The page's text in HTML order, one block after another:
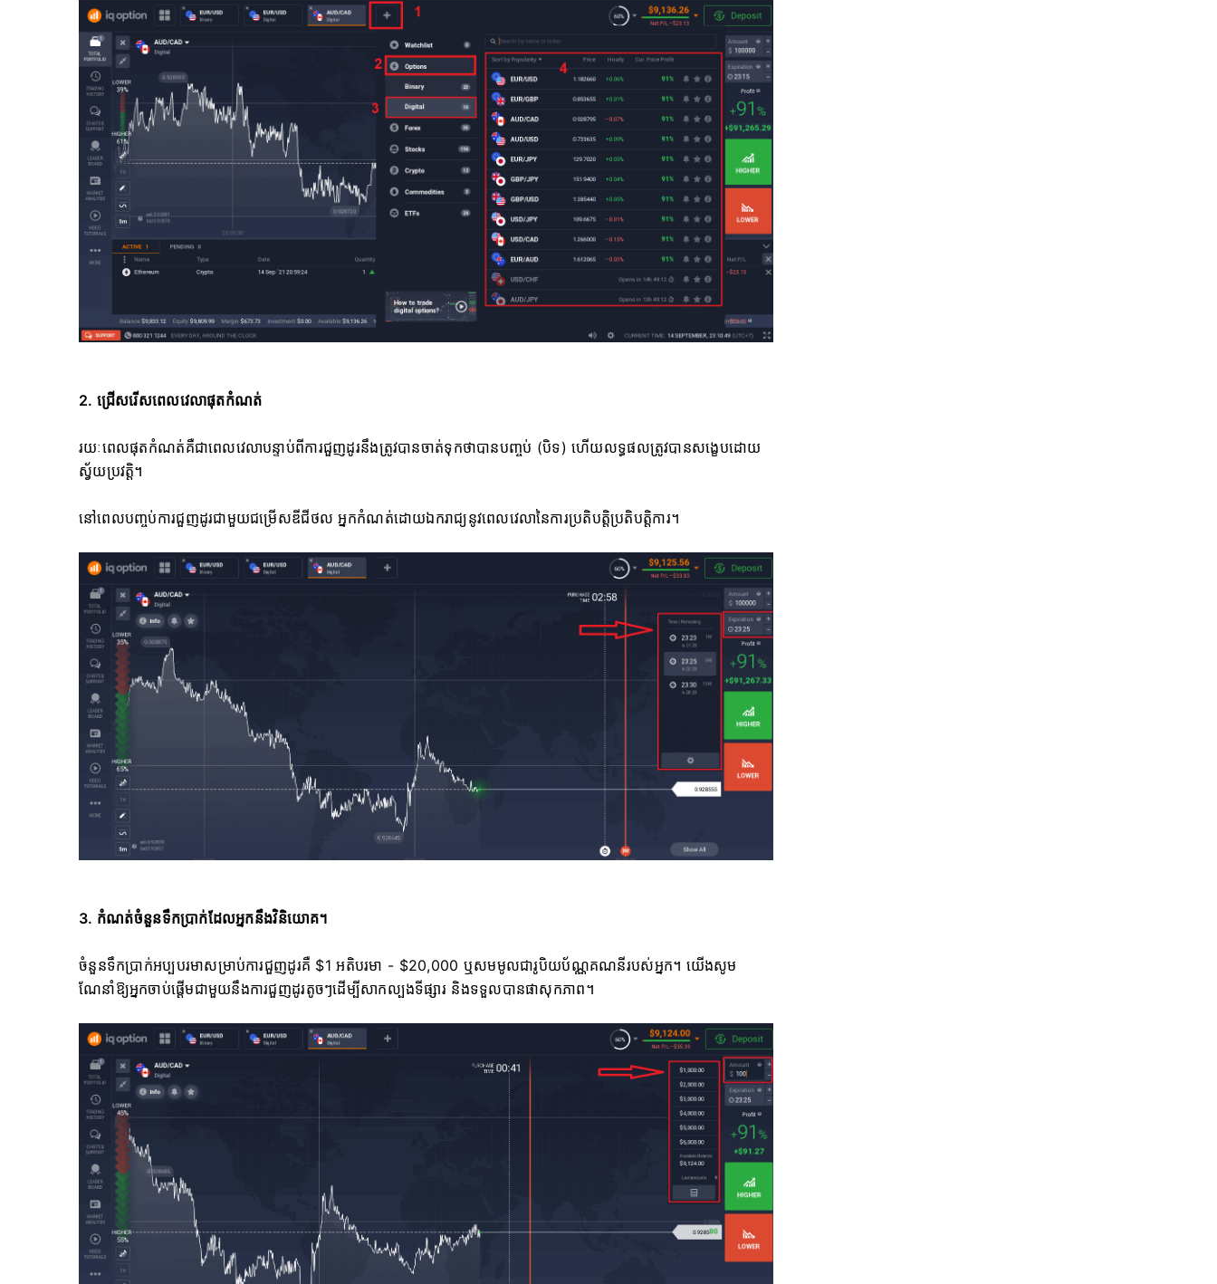
2. ជ្រើសរើសពេលវេលាផុតកំណត់
រយៈពេលផុតកំណត់គឺជាពេលវេលាបន្ទាប់ពីការជួញដូរនឹងត្រូវបានចាត់ទុកថាបានបញ្ចប់ (បិទ) ហើយលទ្ធផលត្រូវបានសង្ខេបដោយ
ស្វ័យប្រវត្តិ។
នៅពេលបញ្ចប់ការជួញដូរជាមួយជម្រើសឌីជីថល អ្នកកំណត់ដោយឯករាជ្យនូវពេលវេលានៃការប្រតិបត្តិប្រតិបត្តិការ។
3. កំណត់ចំនួនទឹកប្រាក់ដែលអ្នកនឹងវិនិយោគ។
ចំនួនទឹកប្រាក់អប្បបរមាសម្រាប់ការជួញដូរគឺ $1 អតិបរមា - $20,000 ឬសមមូលជារូបិយប័ណ្ណគណនីរបស់អ្នក។ យើងសូម
ណែនាំឱ្យអ្នកចាប់ផ្តើមជាមួយនឹងការជួញដូរតូចៗដើម្បីសាកល្បងទីផ្សារ និងទទួលបានផាសុកភាព។